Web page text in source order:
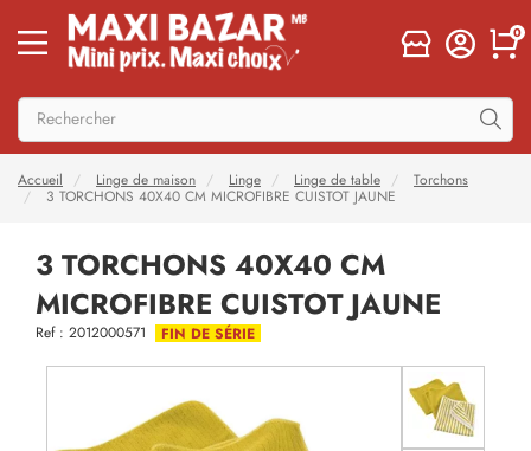
0
Accueil Linge de maison Linge Linge de table
Torchons
3 TORCHONS 40X40 CM MICROFIBRE CUISTOT JAUNE
3 TORCHONS 40X40 CM
MICROFIBRE CUISTOT JAUNE
Ref : 2012000571 FIN DE SÉRIE